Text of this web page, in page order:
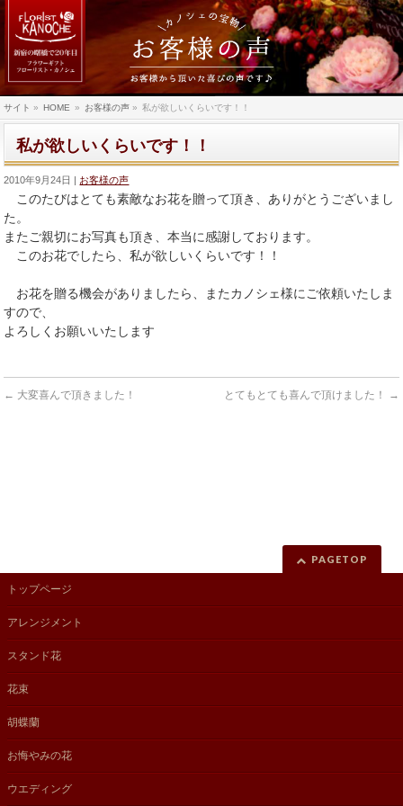
サイト » HOME » お客様の声 » 私が欲しいくらいです！！
私が欲しいくらいです！！
2010年9月24日 お客様の声
このたびはとても素敵なお花を贈って頂き、ありがとうございまし
た。
またご親切にお写真も頂き、本当に感謝しております。
このお花でしたら、私が欲しいくらいです！！
お花を贈る機会がありましたら、またカノシェ様にご依頼いたしま
すので、
よろしくお願いいたします
← 大変喜んで頂きました！ とてもとても喜んで頂けました！ →
PAGETOP
トップページ
アレンジメント
スタンド花
花束
胡蝶蘭
お悔やみの花
ウエディング